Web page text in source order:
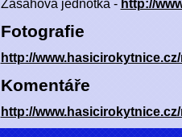
Zásahová jednotka - http://
Fotografie
http://
Komentáře
http://